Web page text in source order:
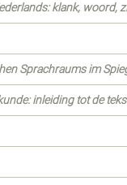
klank, woord,
Sprachraums im
inleiding tot de